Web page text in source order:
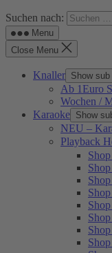
Suchen nach:
Menu
Close Menu
Knaller Show
Ab 1Euro
Wochen /
Karaoke Show
NEU –
Playback